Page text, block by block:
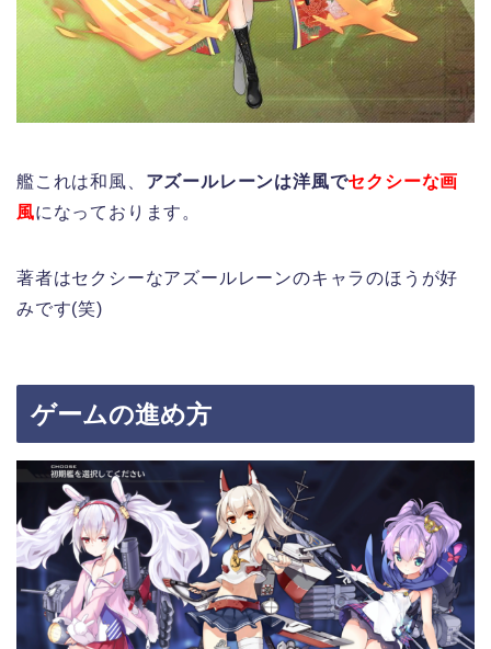
艦これは和風、 アズールレーンは洋風でセクシーな画
風になっております。
著者はセクシーなアズールレーンのキャラのほうが好
みです(笑)
ゲームの進め方